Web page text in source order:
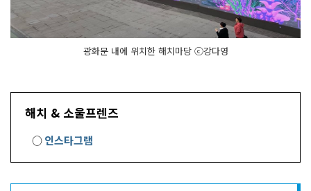
광화문 내에 위치한 해치마당 ⓒ강다영
해치 & 소울프렌즈
○인스타그램